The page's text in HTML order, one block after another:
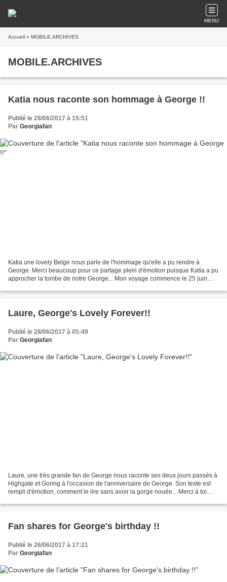
MENU
Accueil » MOBILE.ARCHIVES
MOBILE.ARCHIVES
Katia nous raconte son hommage à George !!
Publié le 28/06/2017 à 15:51
Par Georgiafan
Katia une lovely Belge nous parle de l'hommage qu'elle a pu rendre à
George. Merci beaucoup pour ce partage plein d'émotion puisque Katia a pu
approcher la tombe de notre George... Mon voyage commence le 25 juin
Laure, George's Lovely Forever!!
Publié le 28/06/2017 à 05:49
Par Georgiafan
Laure, une très grande fan de George nous raconte ses deux jours passés à
Highgate et Goring à l'occasion de l'anniversaire de George. Son texte est
rempli d'émotion, comment le lire sans avoir la gorge nouée... Merci à toi
Fan shares for George's birthday !!
Publié le 26/06/2017 à 17:21
Par Georgiafan